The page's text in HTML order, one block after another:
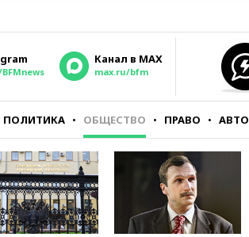
Канал в MAX
max.ru/bfm
ПОЛИТИКА ОБЩЕСТВО ПРАВО АВТО